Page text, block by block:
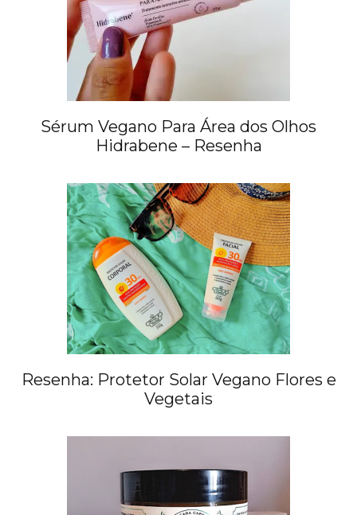
Sérum Vegano Para Área dos Olhos
Hidrabene – Resenha
Resenha: Protetor Solar Vegano Flores e
Vegetais